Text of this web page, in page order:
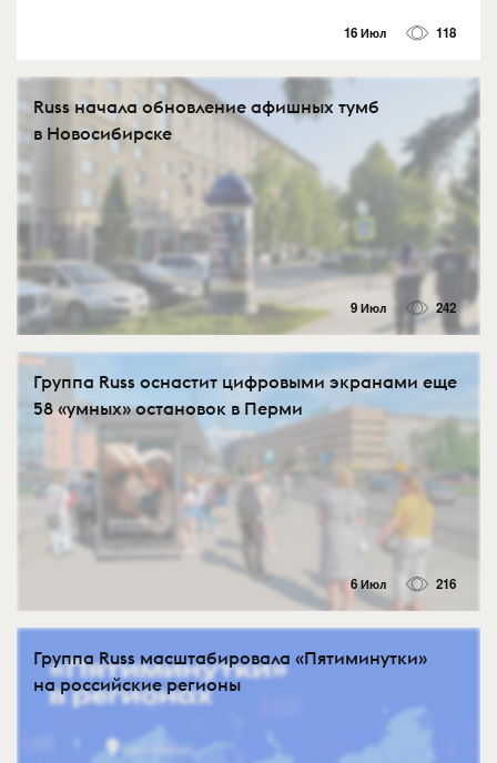
16 Июл 118
Russ начала обновление афишных тумб
в Новосибирске
9 Июл 242
Группа Russ оснастит цифровыми экранами еще
58 «умных» остановок в Перми
6 Июл 216
Группа Russ масштабировала «Пятиминутки»
на российские регионы